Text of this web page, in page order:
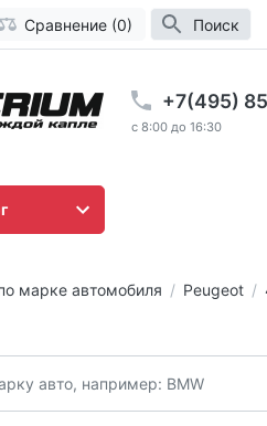
Сравнение (0) Поиск
+7(495)
c 8:00 до 16:30
марке автомобиля Peugeot